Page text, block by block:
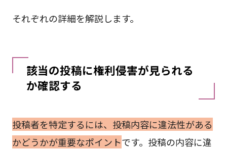
それぞれの詳細を解説します。
該当の投稿に権利侵害が見られる
か確認する
投稿者を特定するには、投稿内容に違法性がある
かどうかが重要なポイントです。投稿の内容に違